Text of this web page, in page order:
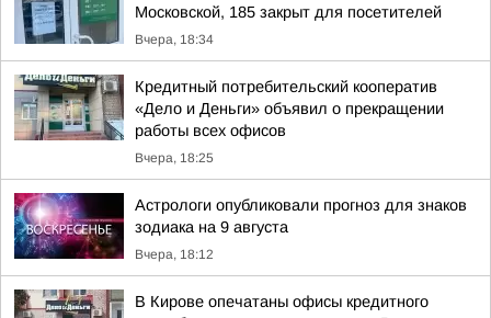
Московской, 185 закрыт для посетителей
Вчера, 18:34
Кредитный потребительский кооператив
«Дело и Деньги» объявил о прекращении
работы всех офисов
Вчера, 18:25
Астрологи опубликовали прогноз для знаков
зодиака на 9 августа
Вчера, 18:12
В Кирове опечатаны офисы кредитного